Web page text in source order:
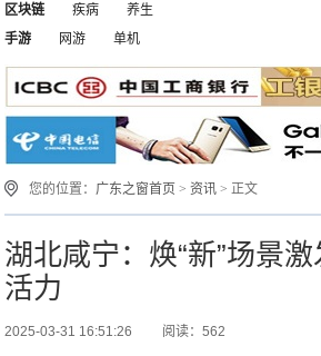
区块链
疾病
养生
手游
网游 单机
您的位置： 广东之窗首页 >资讯 > 正文
湖北咸宁：焕“新”场景
活力
2025-03-31 16:51:26 阅读：562